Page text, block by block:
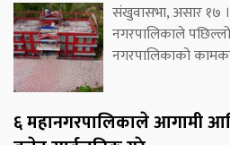
संखुवासभा, असार १७
नगरपालिकाले
नगरपालिकाको
६ महानगरपालिकाले आगामी